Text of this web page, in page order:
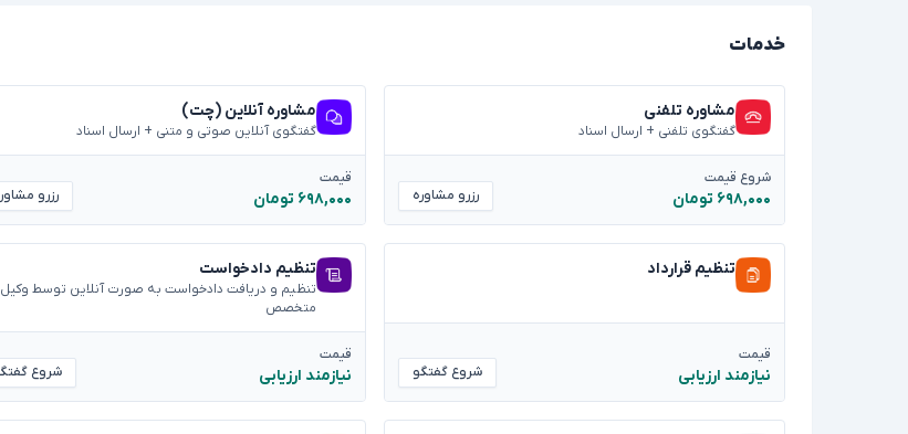
خدمات
مشاوره تلفنی
گفتگوی تلفنی + ارسال اسناد
شروع قیمت
۶۹۸,۰۰۰ تومان رزرو مشاوره
مشاوره آنلاین (چت)
گفتگوی آنلاین صوتی و متنی + ارسال اسناد
قیمت
۶۹۸,۰۰۰ تومان رزرو مشاوره
تنظیم قرارداد
قیمت
نیازمند ارزیابی شروع گفتگو
تنظیم دادخواست
تنظیم و دریافت دادخواست به صورت آنلاین توسط وکیل
متخصص
قیمت
نیازمند ارزیابی شروع گفتگو